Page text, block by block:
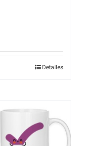
Detalles